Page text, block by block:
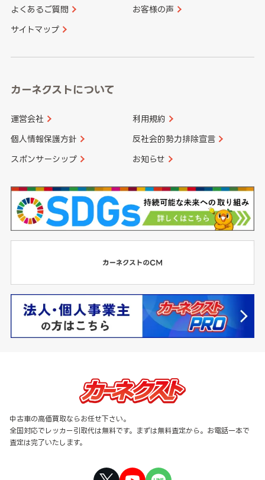
香川県 愛媛県
大分県 宮崎県
よくあるご質問 お客様の声
サイトマップ
カーネクストについて
運営会社 利用規約
個人情報保護方針 反社会的勢力排除宣言
スポンサーシップ お知らせ
中古車の高価買取ならお任せ下さい。
全国対応でレッカー引取代は無料です。まずは無料査定から。お電話一本で
査定は完了いたします。